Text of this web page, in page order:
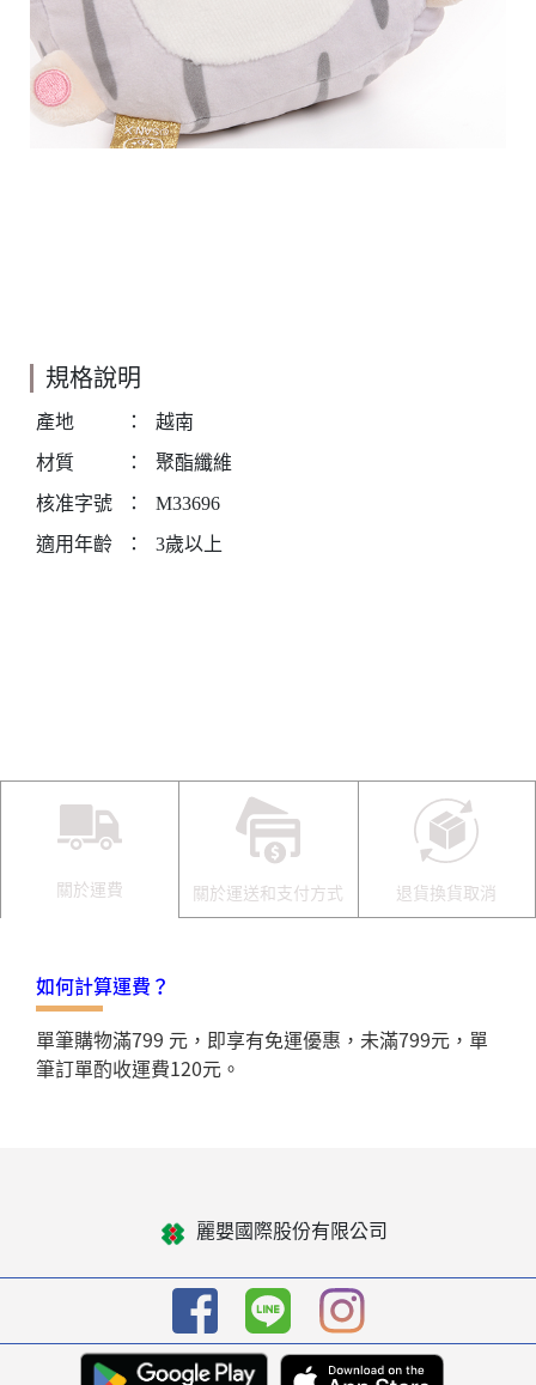
規格說明
產地 ：
越南
材質
：
聚酯纖維
核准字號
：
M33696
適用年齡
： 3歲以上
關於運費 關於運送和支付方式 退貨換貨取消
如何計算運費？
單筆購物滿799 元，即享有免運優惠，未滿799元，單
筆訂單酌收運費120元。
麗嬰國際股份有限公司